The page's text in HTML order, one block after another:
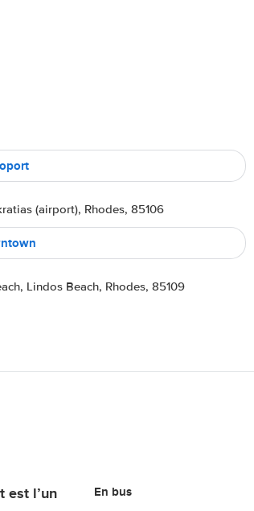
(airport), Rhodes, 85106
Lindos Beach, Rhodes, 85109
est l’un
En bus